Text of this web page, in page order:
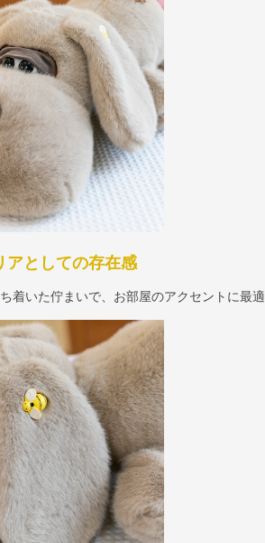
アとしての存在感
着いた佇まいで、お部屋のアクセントに最適